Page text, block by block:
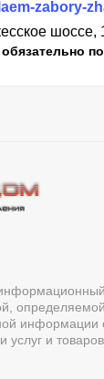
zabory-
шоссе,
информации
услуг и